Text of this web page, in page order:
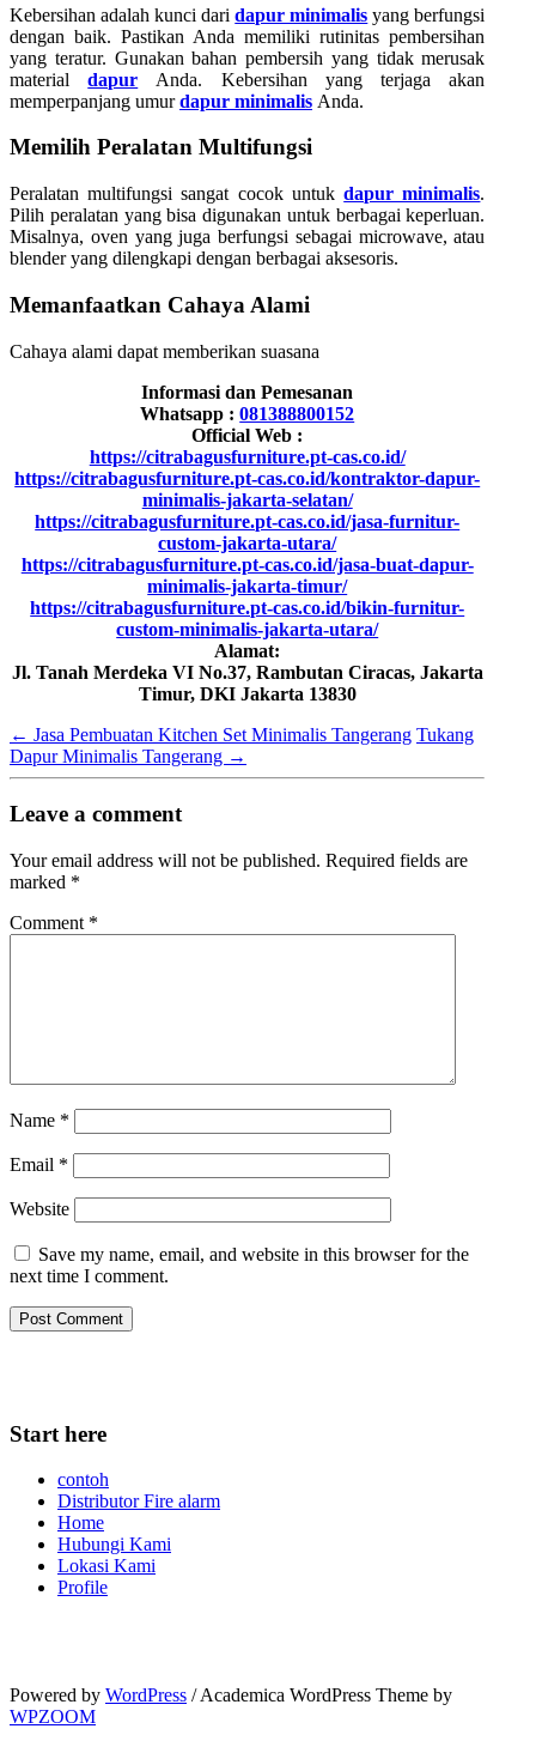
Start here
contoh
Distributor Fire alarm
Home
Hubungi Kami
Lokasi Kami
Profile
Kebersihan adalah kunci daridapur minimalis yang berfungsi
dengan baik. Pastikan Anda memiliki rutinitas pembersihan
yang teratur. Gunakan bahan pembersih yang tidak merusak
materialdapur Anda. Kebersihan yang terjaga akan
memperpanjang umurdapur minimalis Anda.
Memilih Peralatan Multifungsi
Peralatan multifungsi sangat cocok untukdapur minimalis.
Pilih peralatan yang bisa digunakan untuk berbagai keperluan.
Misalnya, oven yang juga berfungsi sebagai microwave, atau
blender yang dilengkapi dengan berbagai aksesoris.
Memanfaatkan Cahaya Alami
Cahaya alami dapat memberikan suasana
Informasi dan Pemesanan
Whatsapp :081388800152
Official Web :
https://citrabagusfurniture.pt-cas.co.id/
https://citrabagusfurniture.pt-cas.co.id/kontraktor-dapur-
minimalis-jakarta-selatan/
https://citrabagusfurniture.pt-cas.co.id/jasa-furnitur-
custom-jakarta-utara/
https://citrabagusfurniture.pt-cas.co.id/jasa-buat-dapur-
minimalis-jakarta-timur/
https://citrabagusfurniture.pt-cas.co.id/bikin-furnitur-
custom-minimalis-jakarta-utara/
Alamat:
Jl. Tanah Merdeka VI No.37, Rambutan Ciracas, Jakarta
Timur, DKI Jakarta 13830
← Jasa Pembuatan Kitchen Set Minimalis Tangerang Tukang
Dapur Minimalis Tangerang →
Leave a comment
Your email address will not be published. Required fields are
marked *
Comment *
Name *
Email *
Website
Save my name, email, and website in this browser for the
next time I comment.
Powered by WordPress / Academica WordPress Theme by
WPZOOM